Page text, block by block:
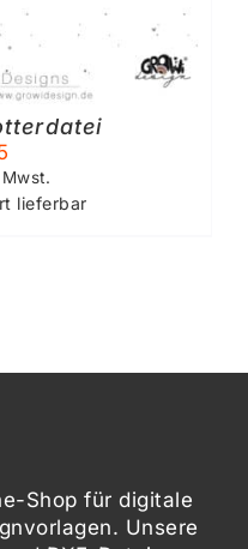
lieferbar
Shop für digitale
. Unsere